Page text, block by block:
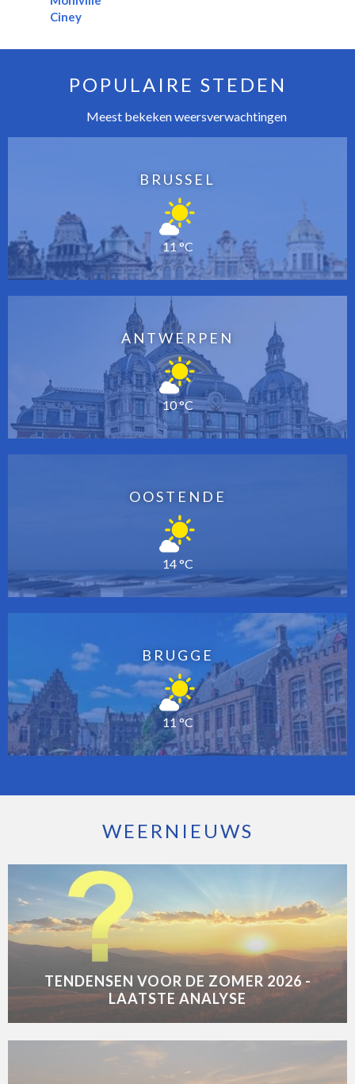
Ciney
POPULAIRE STEDEN
Meest bekeken weersverwachtingen
BRUSSEL
11 °C
ANTWERPEN
10 °C
OOSTENDE
14 °C
BRUGGE
11 °C
WEERNIEUWS
TENDENSEN VOOR DE ZOMER 2026 -
LAATSTE ANALYSE